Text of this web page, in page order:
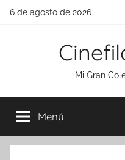
Saltar
6 de agosto de 2026
Mi Gran
Menú